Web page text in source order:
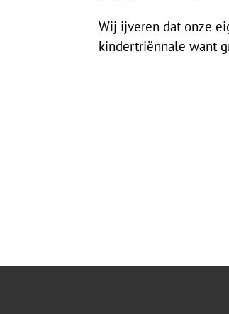
Wij ijveren dat onze
kindertriënnale want